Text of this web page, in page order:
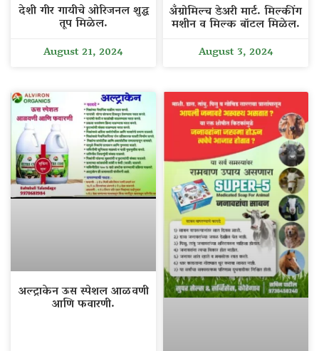
देशी गीर गायीचे ओरिजनल शुद्ध
तूप मिळेल.
August 21, 2024
अँग्रोमिल्च डेअरी मार्ट. मिल्कींग
मशीन व मिल्क बॉटल मिळेल.
August 3, 2024
अल्ट्राकेन ऊस स्पेशल आळवणी
आणि फवारणी.